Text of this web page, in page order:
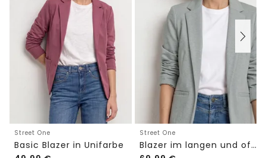
Street One
Basic Blazer in Unifarbe
Street One
Blazer im langen und offenen Schnitt